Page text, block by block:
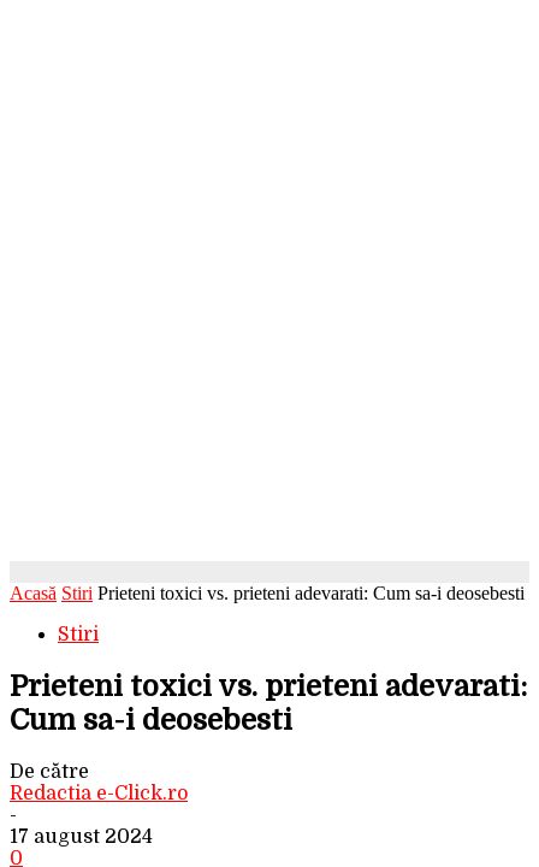
Acasă Stiri Prieteni toxici vs. prieteni adevarati: Cum sa-i deosebesti
Stiri
Prieteni toxici vs. prieteni adevarati:
Cum sa-i deosebesti
De către
Redactia e-Click.ro
-
17 august 2024
0